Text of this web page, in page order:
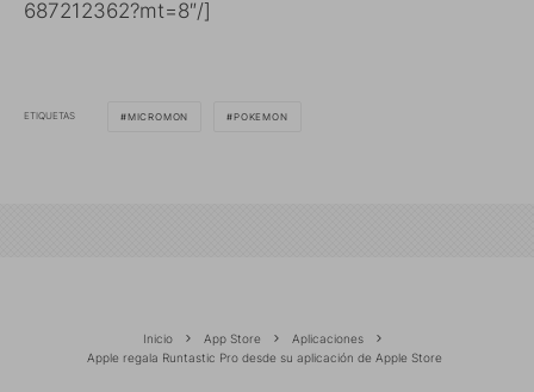
687212362?mt=8″/]
ETIQUETAS MICROMON POKEMON
Inicio App Store
Aplicaciones
Apple regala Runtastic Pro desde su aplicación de Apple Store